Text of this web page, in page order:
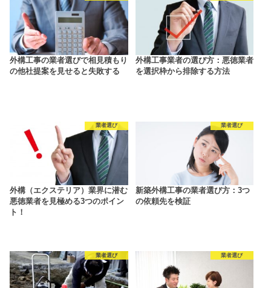
外構工事の業者選びで相見積もり
の他社提案を見せると失敗する
外構工事業者の選び方：悪徳業者
を選択枠から排除する方法
業者選び
外構（エクステリア）業界に潜む
悪徳業者を見極める3つのポイン
ト！
業者選び
新築外構工事の業者選び方：3つ
の依頼先を検証
業者選び 業者選び